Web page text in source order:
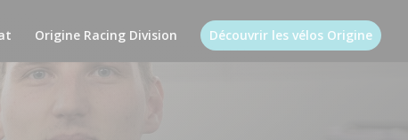
Origine Racing Division Découvrir les vélos Origine